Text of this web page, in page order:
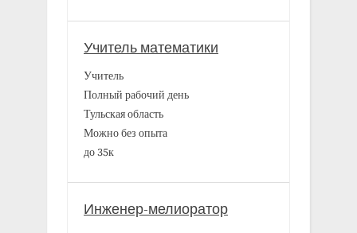
Учитель математики
Учитель
Полный рабочий день
Тульская область
Можно без опыта
до 35к
Инженер-мелиоратор